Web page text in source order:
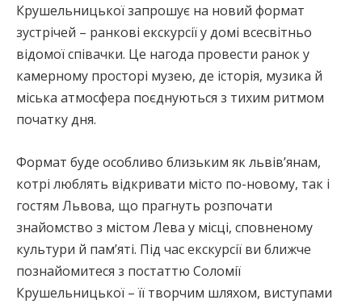
Крушельницької запрошує на новий формат
зустрічей – ранкові екскурсії у домі всесвітньо
відомої співачки. Це нагода провести ранок у
камерному просторі музею, де історія, музика й
міська атмосфера поєднуються з тихим ритмом
початку дня.
Формат буде особливо близьким як львів’янам,
котрі люблять відкривати місто по-новому, так і
гостям Львова, що прагнуть розпочати
знайомство з містом Лева у місці, сповненому
культури й пам’яті. Під час екскурсії ви ближче
познайомитеся з постаттю Соломії
Крушельницької – її творчим шляхом, виступами